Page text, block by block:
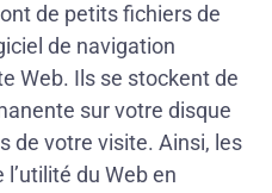
de petits fichiers de
de navigation
Web. Ils se stockent de
sur votre disque
de votre visite. Ainsi, les
du Web en